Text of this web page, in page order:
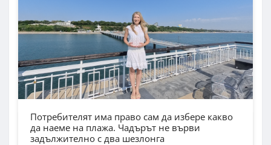
Потребителят има право сам да избере какво
да наеме на плажа. Чадърът не върви
задължително с два шезлонга